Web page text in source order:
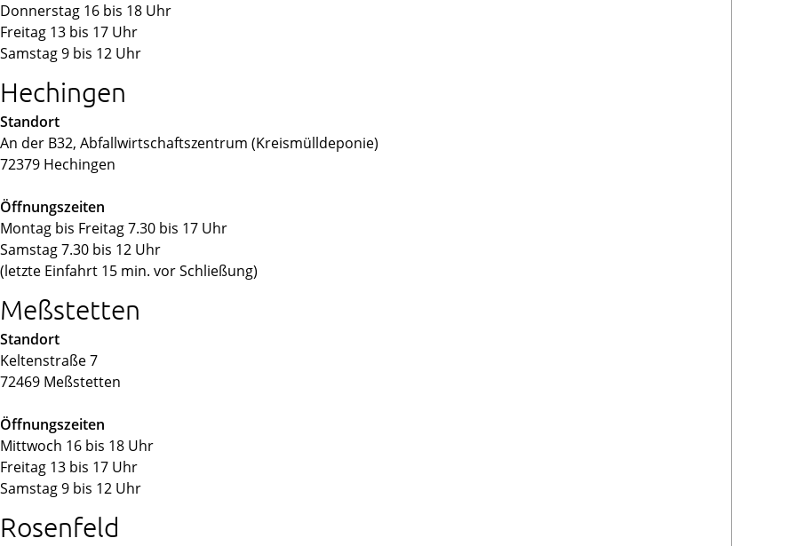
Donnerstag 16 bis 18 Uhr
Freitag 13 bis 17 Uhr
Samstag 9 bis 12 Uhr
Hechingen
Standort
An der B32, Abfallwirtschaftszentrum (Kreismülldeponie)
72379 Hechingen
Öffnungszeiten
Montag bis Freitag 7.30 bis 17 Uhr
Samstag 7.30 bis 12 Uhr
(letzte Einfahrt 15 min. vor Schließung)
Meßstetten
Standort
Keltenstraße 7
72469 Meßstetten
Öffnungszeiten
Mittwoch 16 bis 18 Uhr
Freitag 13 bis 17 Uhr
Samstag 9 bis 12 Uhr
Rosenfeld